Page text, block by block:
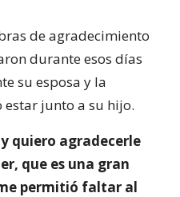
de agradecimiento
durante esos días
su esposa y la
junto a su hijo.
quiero agradecerle
que es una gran
permitió faltar al